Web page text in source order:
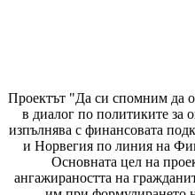
Проектът "Да си спомним да
в диалог по политиките за
изпълнява с финансовата
и Норвегия по линия на
Основната цел на
ангажираността на